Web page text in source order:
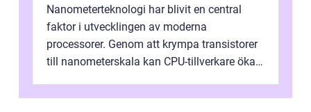
Nanometerteknologi har blivit en central
faktor i utvecklingen av moderna
processorer. Genom att krympa transistorer
till nanometerskala kan CPU-tillverkare öka